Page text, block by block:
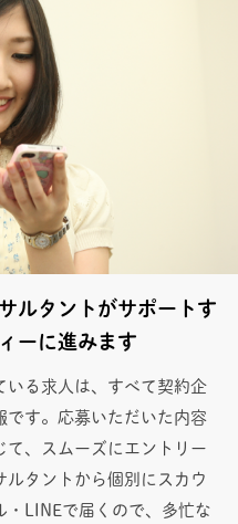
ルタントがサポートす
ーに進みます
いる求人は、すべて契約企
です。応募いただいた内容
て、スムーズにエントリー
タントから個別にスカウ
・LINEで届くので、多忙な